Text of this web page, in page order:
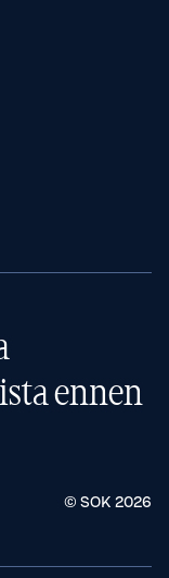
ennen
© SOK 2026